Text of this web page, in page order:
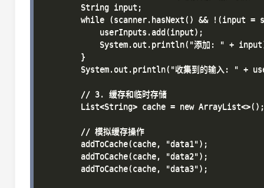
        String input;
while (scanner.hasNext() && !(input =
            userInputs.add(input);
System.out.println("添加: " +
        }
System.out.println("收集到的输入: " +
        // 3. 缓存和临时存储
        List<String> cache = new ArrayList<>();
        // 模拟缓存操作
        addToCache(cache, "data1");
        addToCache(cache, "data2");
        addToCache(cache, "data3");